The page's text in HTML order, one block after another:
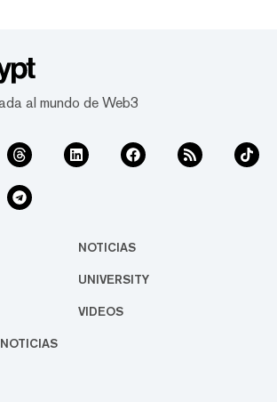
al mundo de Web3
NOTICIAS
UNIVERSITY
VIDEOS